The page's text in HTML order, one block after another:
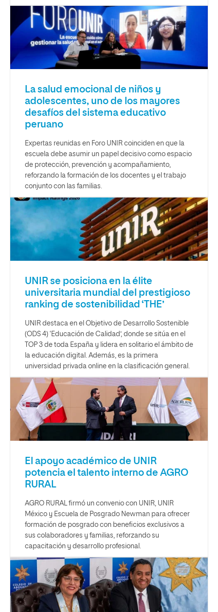
La salud emocional de niños y
adolescentes, uno de los mayores
desafíos del sistema educativo
peruano
Expertas reunidas en Foro UNIR coinciden en que la
escuela debe asumir un papel decisivo como espacio
de protección, prevención y acompañamiento,
reforzando la formación de los docentes y el trabajo
conjunto con las familias.
UNIR se posiciona en la élite
universitaria mundial del prestigioso
ranking de sostenibilidad ‘THE’
UNIR destaca en el Objetivo de Desarrollo Sostenible
(ODS 4) ‘Educación de Calidad’, donde se sitúa en el
TOP 3 de toda España y lidera en solitario el ámbito de
la educación digital. Además, es la primera
universidad privada online en la clasificación general.
El apoyo académico de UNIR
potencia el talento interno de AGRO
RURAL
AGRO RURAL firmó un convenio con UNIR, UNIR
México y Escuela de Posgrado Newman para ofrecer
formación de posgrado con beneficios exclusivos a
sus colaboradores y familias, reforzando su
capacitación y desarrollo profesional.